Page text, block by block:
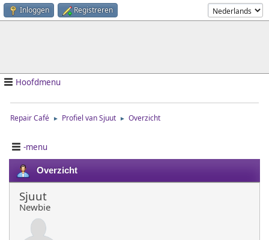
Inloggen Registreren
Hoofdmenu
Repair Café ► Profiel van Sjuut ► Overzicht
-menu
Overzicht
Sjuut
Newbie